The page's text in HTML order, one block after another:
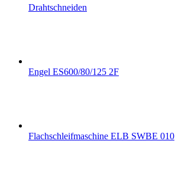
Drahtschneiden
Engel ES600/80/125 2F
Flachschleifmaschine ELB SWBE 010